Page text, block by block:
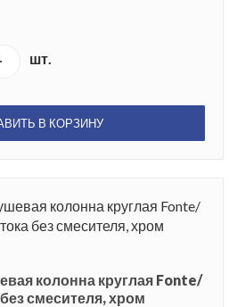
шт.
В КОРЗИНУ
колонна круглая Fonte/
смесителя, хром